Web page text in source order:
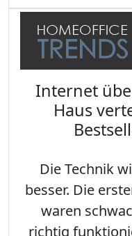
Internet
Haus
Die Technik
besser. Die
waren
richtig